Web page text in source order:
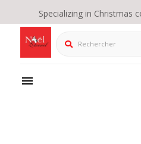
Specializing in Christmas
Rechercher